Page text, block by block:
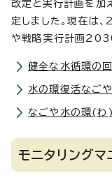
改定と実行計画を加
定しました。現在は
や戦略実行計画2030
健全な水循環の
水の環復活なご
なごや水の環(わ
モニタリングマ